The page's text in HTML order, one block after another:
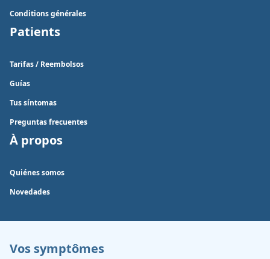
Conditions générales
Patients
Tarifas / Reembolsos
Guías
Tus síntomas
Preguntas frecuentes
À propos
Quiénes somos
Novedades
Vos symptômes